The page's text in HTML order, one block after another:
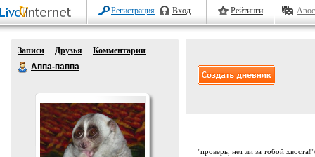
Регистрация Вход Рейтинги
Записи Друзья
Комментарии
Аппа-паппа
"проверь, нет ли за тобой